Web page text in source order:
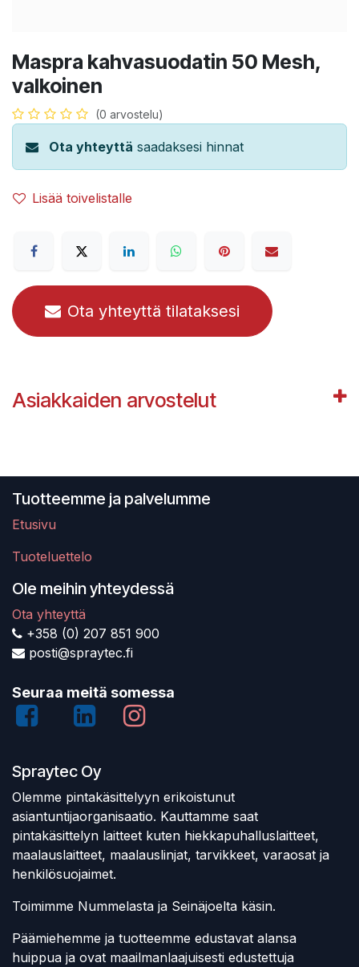
Maspra kahvasuodatin 50 Mesh,
valkoinen
(0 arvostelu)
Ota yhteyttä saadaksesi hinnat
Lisää toivelistalle
Ota yhteyttä tilataksesi
Asiakkaiden arvostelut
Tuotteemme ja palvelumme
Etusivu
Tuoteluettelo
Ole meihin yhteydessä
Ota yhteyttä
+358 (0) 207 851 900
posti@spraytec.fi
Seuraa meitä somessa
Spraytec Oy
Olemme pintakäsittelyyn erikoistunut
asiantuntijaorganisaatio. Kauttamme saat
pintakäsittelyn laitteet kuten hiekkapuhalluslaitteet,
maalauslaitteet, maalauslinjat, tarvikkeet, varaosat ja
henkilösuojaimet.
Toimimme Nummelasta ja Seinäjoelta käsin.
Päämiehemme ja tuotteemme edustavat alansa
huippua ja ovat maailmanlaajuisesti edustettuja